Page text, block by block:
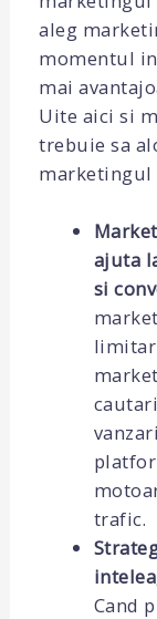
aleg
momentul
mai
Uite aici si
trebuie sa
marketingul
ajuta
si
trafic.
Cand